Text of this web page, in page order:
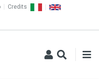
Credits